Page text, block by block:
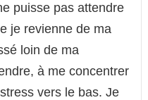
puisse pas attendre
je revienne de ma
loin de ma
à me concentrer
vers le bas. Je